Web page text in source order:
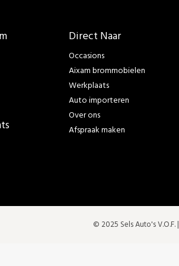
Direct Naar
Occasions
Aixam brommobielen
Werkplaats
Auto importeren
Over ons
Afspraak maken
© 2025 Sels Auto's V.O.F. |